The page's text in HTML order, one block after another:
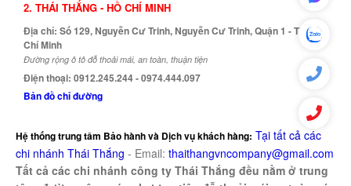
2. THÁI THẮNG - HỒ CHÍ MINH
Địa chỉ: Số 129, Nguyễn Cư Trinh, Nguyễn Cư Trinh, Quận 1 - TP. Hồ
Chí Minh
Đường rộng ô tô đỗ thoải mái, an toàn, thuận tiện
Điện thoại: 0912.245.244 - 0974.444.097
Bản đồ chỉ đường
Hệ thống trung tâm Bảo hành và Dịch vụ khách hàng: Tại tất cả các
chi nhánh Thái Thắng - Email: thaithangvncompany@gmail.com
Tất cả các chi nhánh công ty Thái Thắng đều nằm ở trung